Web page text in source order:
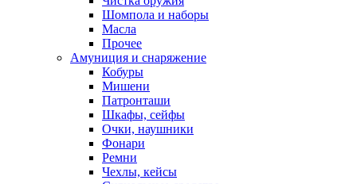
Шомпола и наборы
Масла
Прочее
Амуниция и снаряжение
Кобуры
Мишени
Патронташи
Шкафы, сейфы
Очки, наушники
Фонари
Ремни
Чехлы, кейсы